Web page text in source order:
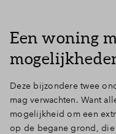
Een woning
Deze bijzondere twee
mag verwachten. Want
mogelijkheid om een
op de begane grond, die